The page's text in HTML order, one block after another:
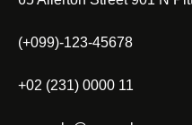
(+099)-123-45678
+02 (231) 0000 11